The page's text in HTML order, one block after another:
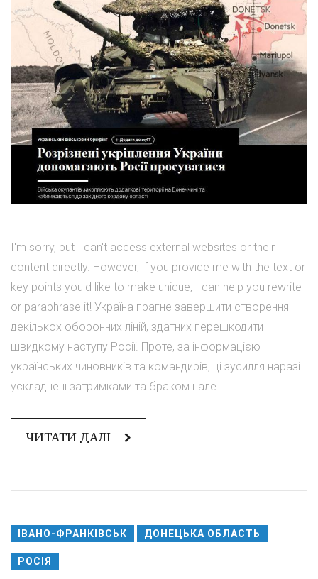
I'm sorry, but I can't access external websites or their
content directly. However, if you provide me with the text or
key points you'd like to make unique, I can help you rewrite
or paraphrase it! Україна прагне завершити створення
декількох оборонних ліній, здатних перешкодити
швидкому наступу Росії. Проте, за інформацією
українських чиновників та командирів, ці зусилля наразі
ускладнені затримками та браком нале...
ЧИТАТИ ДАЛІ
ІВАНО-ФРАНКІВСЬК ДОНЕЦЬКА ОБЛАСТЬ
РОСІЯ